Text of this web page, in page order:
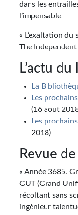
dans les
l’impensable.
« L’exaltation
The Independent
L’actu du
La
Les
(16 août
Les
2018)
Revue
« Année 3685.
GUT (Grand
récoltant sans
ingénieur